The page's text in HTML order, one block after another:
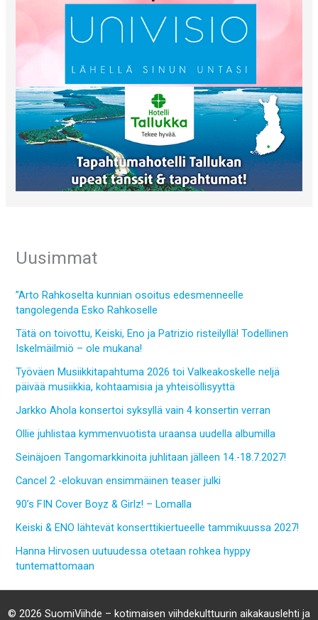
Uusimmat
”Arto Rahkoselta kunnian osoitus edesmenneelle
tangolegenda Esko Rahkoselle
Tätä on toivottu, Keiski, Eno ja Patrizio risteilyllä! Todellinen
Iskelmäilmiö – ole mukana!
Työväen Musiikkitapahtuma 2026 toi Valkeakoskelle neljä
päivää musiikkia, kohtaamisia ja yhteisöllisyyttä
Jarkko Ahola konsertoi syksyllä vain 4 konsertin verran
Ollie juhlistaa kymmenvuotista uraansa uudella albumilla
Seinäjoen Tangomarkkinoita juhlitaan jälleen 14.-18.7.2027!
Cancel 2 -elokuvan ensimmäinen teaser julki
90’s FIN Cover Boyz & Girlz! – Lomalla
Keiski & ENO lähtevät konserttikiertueelle tammikuussa 2027!
Hanna Hirvosen uutuudessa otetaan rohkea hyppy
tuntemattomaan
© 2026 SuomiViihde – kotimaisen viihdekulttuurin aikakauslehti ja